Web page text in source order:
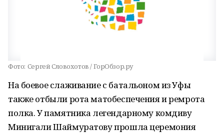
Фото: Сергей Словохотов / ГорОбзор.ру
На боевое слаживание с батальоном из Уфы
также отбыли рота матобеспечения и ремрота
полка. У памятника легендарному комдиву
Минигали Шаймуратову прошла церемония